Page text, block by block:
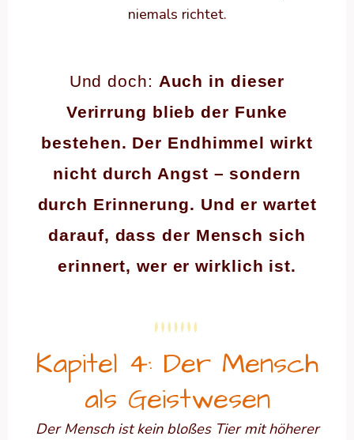
niemals richtet.
Und doch: Auch in dieser
Verirrung blieb der Funke
bestehen. Der Endhimmel wirkt
nicht durch Angst – sondern
durch Erinnerung. Und er wartet
darauf, dass der Mensch sich
erinnert, wer er wirklich ist.
Kapitel 4: Der Mensch
als Geistwesen
Der Mensch ist kein bloßes Tier mit höherer